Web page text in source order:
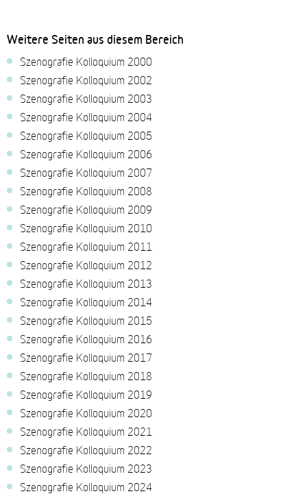
Weitere Seiten aus diesem Bereich
Szenografie Kolloquium 2000
Szenografie Kolloquium 2002
Szenografie Kolloquium 2003
Szenografie Kolloquium 2004
Szenografie Kolloquium 2005
Szenografie Kolloquium 2006
Szenografie Kolloquium 2007
Szenografie Kolloquium 2008
Szenografie Kolloquium 2009
Szenografie Kolloquium 2010
Szenografie Kolloquium 2011
Szenografie Kolloquium 2012
Szenografie Kolloquium 2013
Szenografie Kolloquium 2014
Szenografie Kolloquium 2015
Szenografie Kolloquium 2016
Szenografie Kolloquium 2017
Szenografie Kolloquium 2018
Szenografie Kolloquium 2019
Szenografie Kolloquium 2020
Szenografie Kolloquium 2021
Szenografie Kolloquium 2022
Szenografie Kolloquium 2023
Szenografie Kolloquium 2024